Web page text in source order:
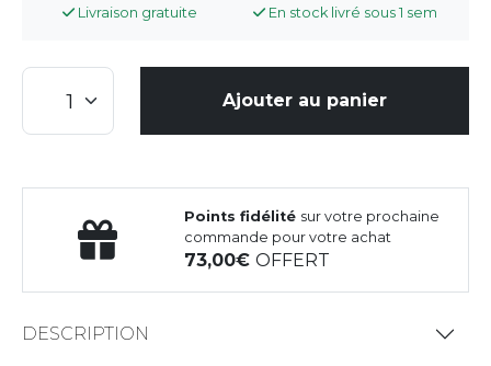
Livraison gratuite En stock livré sous 1 sem
Ajouter au panier
Points fidélité sur votre prochaine
commande pour votre achat
73,00OFFERT
DESCRIPTION